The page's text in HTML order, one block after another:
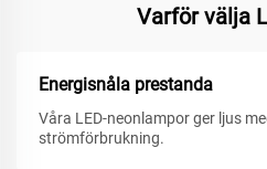
Varför välja
Energisnåla prestanda
Våra LED-neonlampor ger ljus
strömförbrukning.